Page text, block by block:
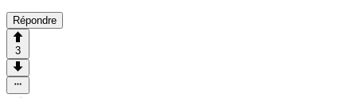
Répondre
3